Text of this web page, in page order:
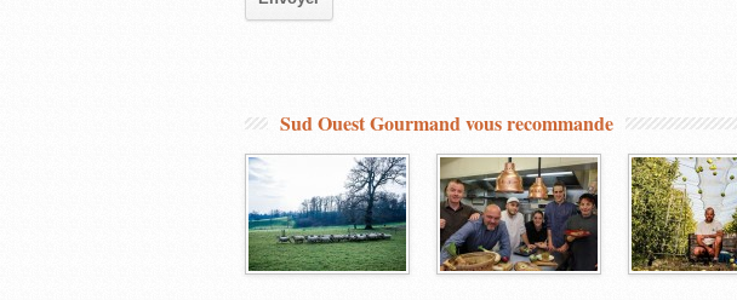
Sud Ouest Gourmand vous recommande